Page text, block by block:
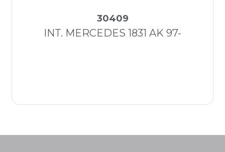
30409
INT. MERCEDES 1831 AK 97-